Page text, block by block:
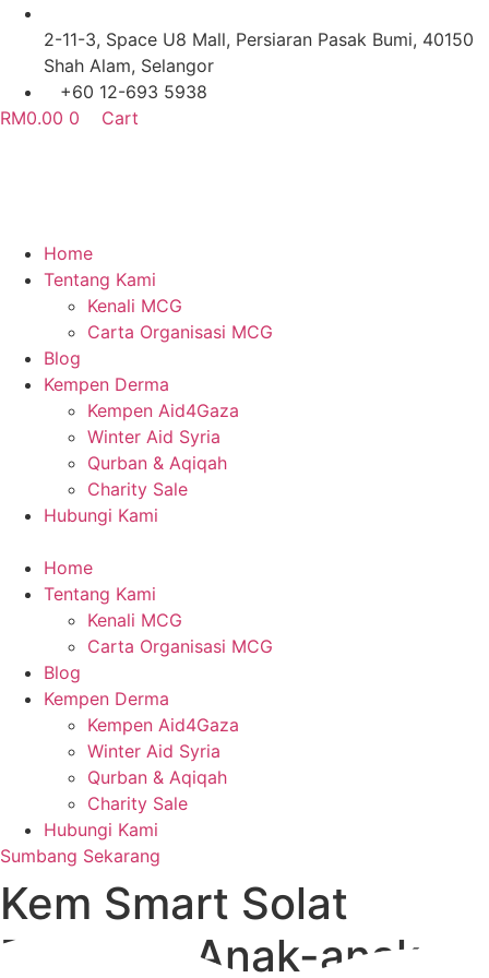
Skip
content
2-11-3, Space U8 Mall, Persiaran Pasak Bumi, 40150
Shah Alam, Selangor
+60 12-693 5938
RM0.00 0 Cart
Home
Tentang Kami
Kenali MCG
Carta Organisasi MCG
Blog
Kempen Derma
Kempen Aid4Gaza
Winter Aid Syria
Qurban & Aqiqah
Charity Sale
Hubungi Kami
Home
Tentang Kami
Kenali MCG
Carta Organisasi MCG
Blog
Kempen Derma
Kempen Aid4Gaza
Winter Aid Syria
Qurban & Aqiqah
Charity Sale
Hubungi Kami
Sumbang Sekarang
Kem Smart Solat
Bersama Anak-anak